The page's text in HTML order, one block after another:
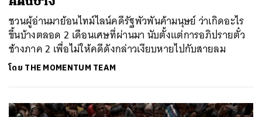
ชวนผู้อ่านมาย้อนไทม์ไลน์คดีรัฐพัวพันค้ามนุษย์ ว่าเกิดอะไร
ขึ้นบ้างตลอด 2 เดือนเศษที่ผ่านมา นับตั้งแต่การอภิปรายตั๋ว
ช้างภาค 2 เพื่อไม่ให้คดีดังกล่าวเงียบหายไปกับสายลม
โดย THE MOMENTUM TEAM